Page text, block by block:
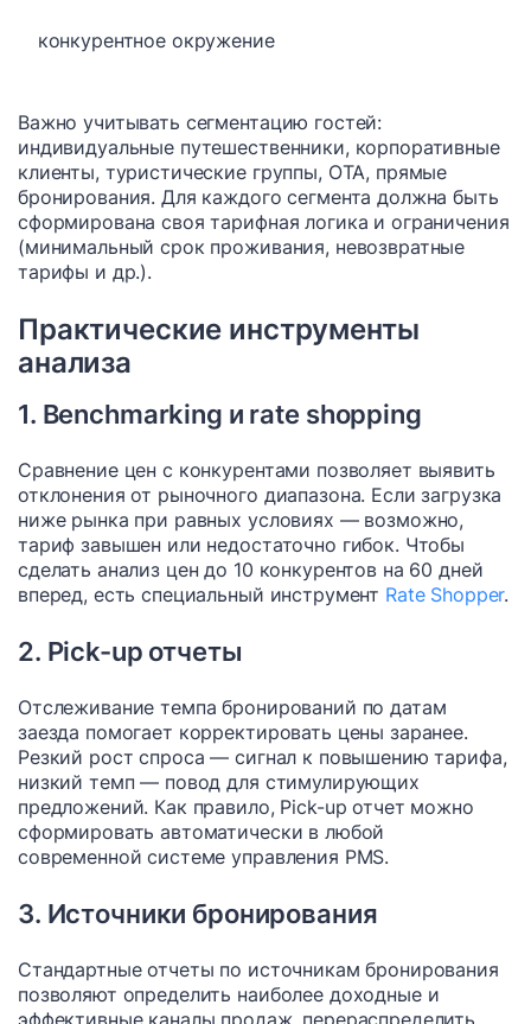
конкурентное окружение
Важно учитывать сегментацию гостей:
индивидуальные путешественники, корпоративные
клиенты, туристические группы, OTA, прямые
бронирования. Для каждого сегмента должна быть
сформирована своя тарифная логика и ограничения
(минимальный срок проживания, невозвратные
тарифы и др.).
Практические инструменты
анализа
1. Benchmarking и rate shopping
Сравнение цен с конкурентами позволяет выявить
отклонения от рыночного диапазона. Если загрузка
ниже рынка при равных условиях — возможно,
тариф завышен или недостаточно гибок. Чтобы
сделать анализ цен до 10 конкурентов на 60 дней
вперед, есть специальный инструмент Rate Shopper.
2. Pick-up отчеты
Отслеживание темпа бронирований по датам
заезда помогает корректировать цены заранее.
Резкий рост спроса — сигнал к повышению тарифа,
низкий темп — повод для стимулирующих
предложений. Как правило, Pick-up отчет можно
сформировать автоматически в любой
современной системе управления PMS.
3. Источники бронирования
Стандартные отчеты по источникам бронирования
позволяют определить наиболее доходные и
эффективные каналы продаж, перераспределить